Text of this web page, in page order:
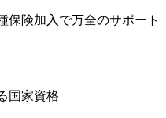
保険加入で万全のサポート
国家資格